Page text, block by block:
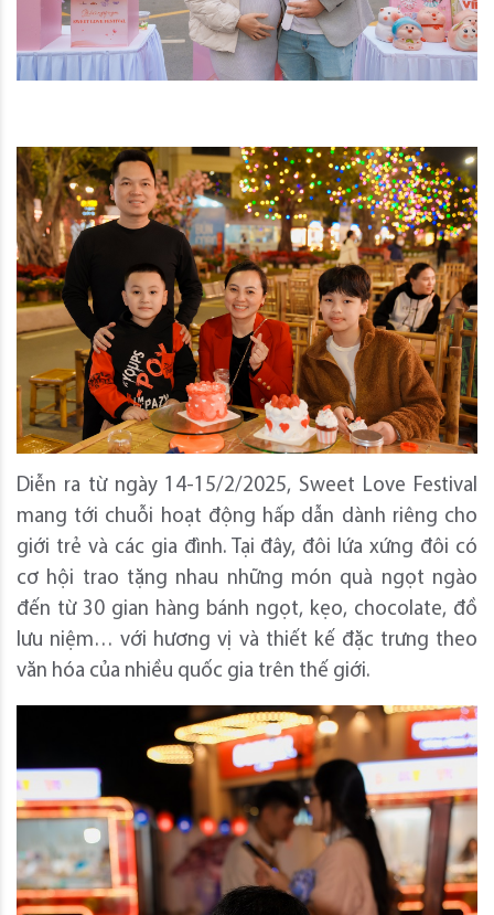
Diễn ra từ ngày 14-15/2/2025, Sweet Love Festival
mang tới chuỗi hoạt động hấp dẫn dành riêng cho
giới trẻ và các gia đình. Tại đây, đôi lứa xứng đôi có
cơ hội trao tặng nhau những món quà ngọt ngào
đến từ 30 gian hàng bánh ngọt, kẹo, chocolate, đồ
lưu niệm… với hương vị và thiết kế đặc trưng theo
văn hóa của nhiều quốc gia trên thế giới.